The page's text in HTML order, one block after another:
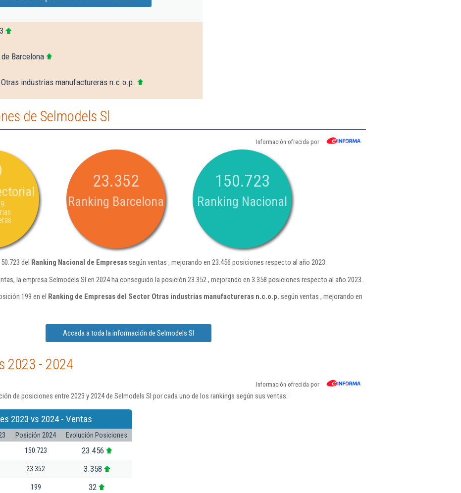
Barcelona
industrias manufactureras n.c.o.p.
de Selmodels Sl
Información ofrecida por
23.352
Ranking Barcelona
150.723
Ranking Nacional
del Ranking Nacional de Empresassegún ventas , mejorando en 23.456 posiciones respecto al año 2023.
la empresa Selmodels Sl en 2024 ha conseguido la posición 23.352 , mejorando en 3.358 posiciones respecto al año 2023.
199 en el Ranking de Empresas del Sector Otras industrias manufactureras n.c.o.p. según ventas , mejorando en
Acceda a toda la información de Selmodels Sl
2023 - 2024
Información ofrecida por
de posiciones entre 2023 y 2024 de Selmodels Sl por cada uno de los rankings según sus ventas:
2023 vs 2024 - Ventas
Posición 2024
Evolución Posiciones
150.723 23.456
23.352 3.358
199 32